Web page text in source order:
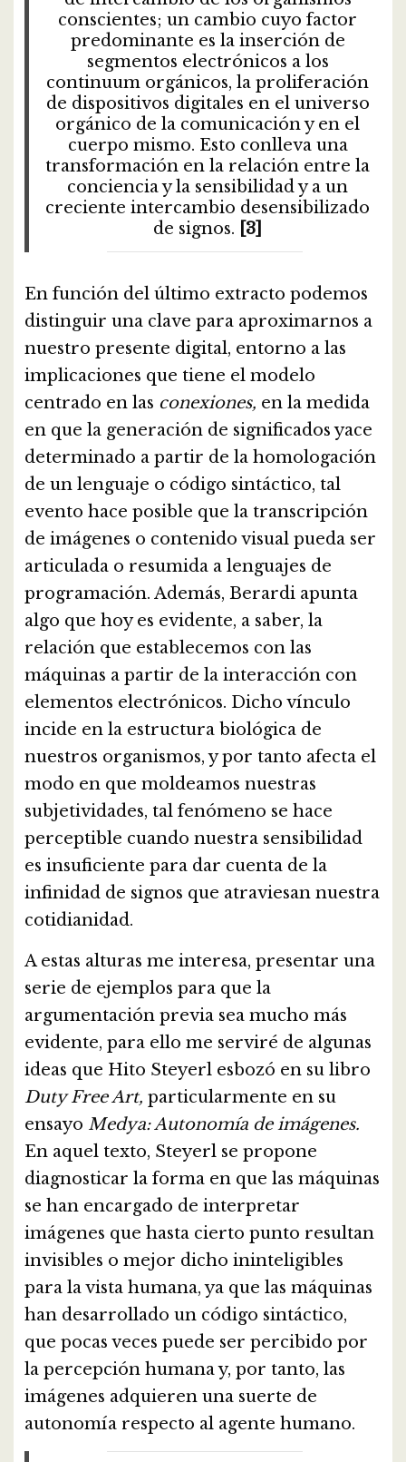
conscientes; un cambio cuyo factor
predominante es la inserción de
segmentos electrónicos a los
continuum orgánicos, la proliferación
de dispositivos digitales en el universo
orgánico de la comunicación y en el
cuerpo mismo. Esto conlleva una
transformación en la relación entre la
conciencia y la sensibilidad y a un
creciente intercambio desensibilizado
de signos.
[3]
En función del último extracto podemos
distinguir una clave para aproximarnos a
nuestro presente digital, entorno a las
implicaciones que tiene el modelo
centrado en las conexiones, en la medida
en que la generación de significados yace
determinado a partir de la homologación
de un lenguaje o código sintáctico, tal
evento hace posible que la transcripción
de imágenes o contenido visual pueda ser
articulada o resumida a lenguajes de
programación. Además, Berardi apunta
algo que hoy es evidente, a saber, la
relación que establecemos con las
máquinas a partir de la interacción con
elementos electrónicos. Dicho vínculo
incide en la estructura biológica de
nuestros organismos, y por tanto afecta el
modo en que moldeamos nuestras
subjetividades, tal fenómeno se hace
perceptible cuando nuestra sensibilidad
es insuficiente para dar cuenta de la
infinidad de signos que atraviesan nuestra
cotidianidad.
A estas alturas me interesa, presentar una
serie de ejemplos para que la
argumentación previa sea mucho más
evidente, para ello me serviré de algunas
ideas que Hito Steyerl esbozó en su libro
Duty Free Art, particularmente en su
ensayo Medya: Autonomía de imágenes.
En aquel texto, Steyerl se propone
diagnosticar la forma en que las máquinas
se han encargado de interpretar
imágenes que hasta cierto punto resultan
invisibles o mejor dicho ininteligibles
para la vista humana, ya que las máquinas
han desarrollado un código sintáctico,
que pocas veces puede ser percibido por
la percepción humana y, por tanto, las
imágenes adquieren una suerte de
autonomía respecto al agente humano.